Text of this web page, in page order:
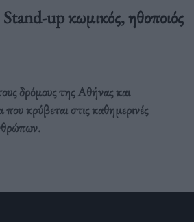
up κωμικός, ηθοποιός
δρόμους της Αθήνας και
κρύβεται στις καθημερινές